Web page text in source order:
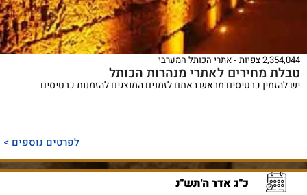
2,354,044 צפיות אתרי הכותל המערבי
טבלת מחירים לאתרי מנהרות הכותל
יש להזמין כרטיסים מראש באתם לזמנים המוצגים להזמנות כרטיסים
לפרטים נוספים >
כ"ג אדר ה'תש"נ